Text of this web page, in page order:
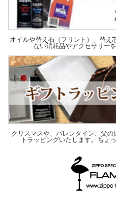
オイルや替え石（フリント）、替え
ない消耗品やアクセサリー
クリスマスや、バレンタイン、父
トラッピングいたします。ちょ